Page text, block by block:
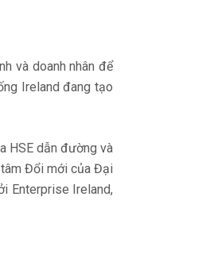
và doanh nhân để
Ireland đang tạo
HSE dẫn đường và
tâm Đổi mới của Đại
Enterprise Ireland,